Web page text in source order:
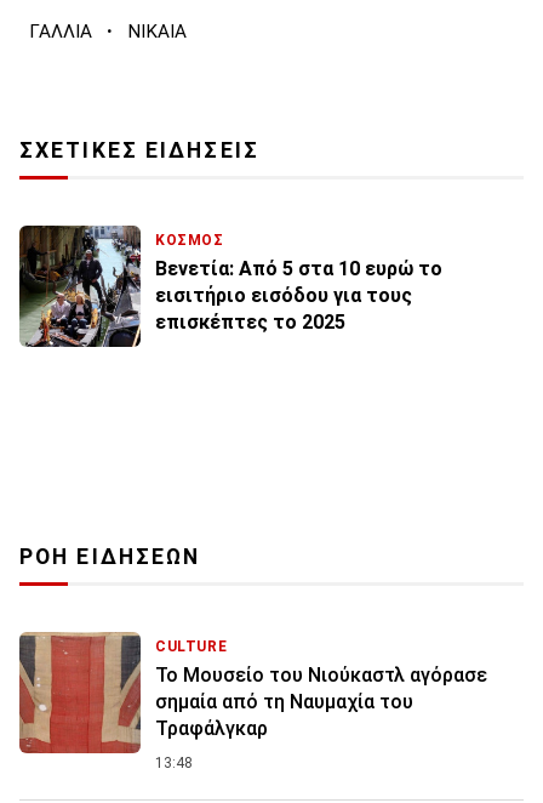
ΓΑΛΛΙΑ · ΝΙΚΑΙΑ
ΣΧΕΤΙΚΕΣ ΕΙΔΗΣΕΙΣ
ΚΟΣΜΟΣ
Βενετία: Από 5 στα 10 ευρώ το
εισιτήριο εισόδου για τους
επισκέπτες το 2025
ΡΟΗ ΕΙΔΗΣΕΩΝ
CULTURE
Το Μουσείο του Νιούκαστλ αγόρασε
σημαία από τη Ναυμαχία του
Τραφάλγκαρ
13:48